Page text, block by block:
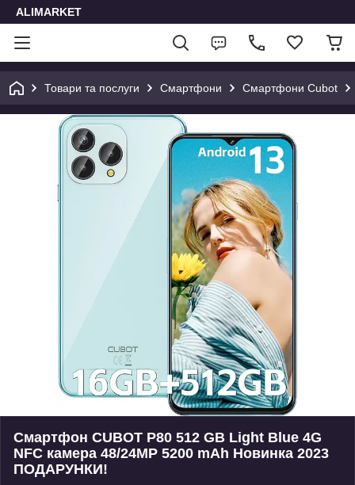
ALIMARKET
Товари та послуги Смартфони Смартфони Cubot
Смартфон CUBOT P80 512 GB Light Blue 4G
NFC камера 48/24MP 5200 mAh Новинка 2023
ПОДАРУНКИ!